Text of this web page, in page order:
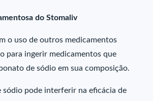
do Stomaliv
o uso de outros medicamentos
para ingerir medicamentos que
de sódio em sua composição.
sódio pode interferir na eficácia de